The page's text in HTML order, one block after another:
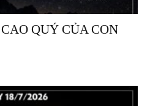
QUÝ CỦA CON